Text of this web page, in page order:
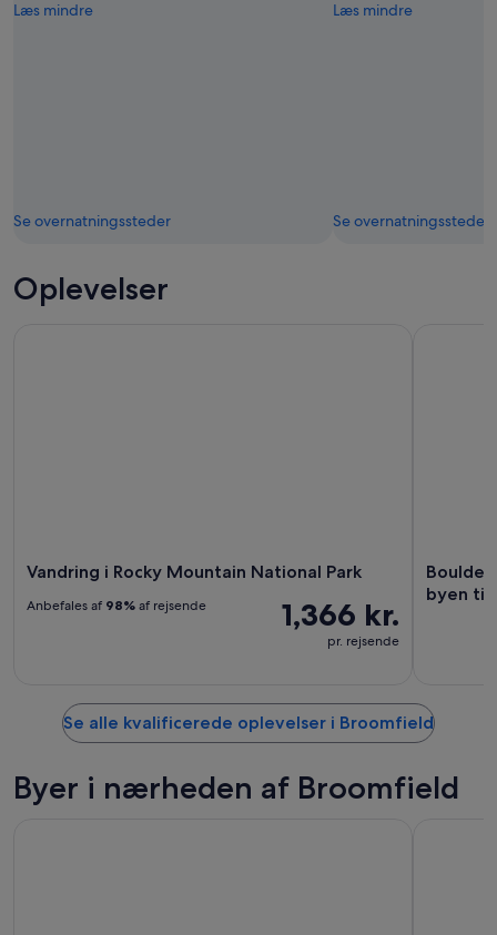
Læs mindre
Se overnatningssteder
Læs mindre
Se overnatningssteder
Oplevelser
Vandring i Rocky Mountain National Park
1,366 kr.
pr. rejsende
Anbefales af 98% af rejsende
byen til
Se alle kvalificerede oplevelser i Broomfield
Byer i nærheden af Broomfield